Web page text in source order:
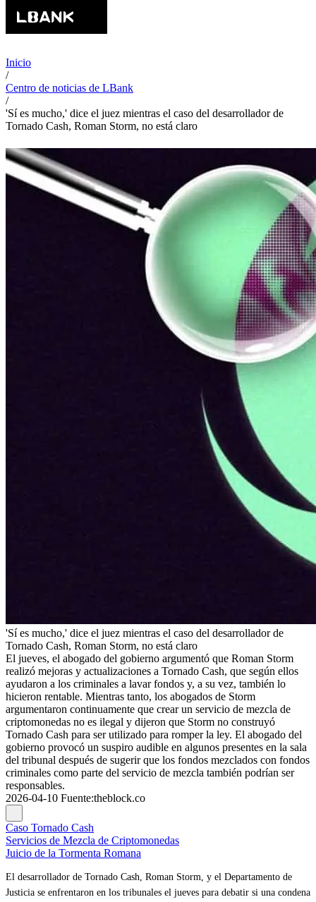
Inicio
/
Centro de noticias de LBank
/
'Sí es mucho,' dice el juez mientras el caso del desarrollador de
Tornado Cash, Roman Storm, no está claro
'Sí es mucho,' dice el juez mientras el caso del desarrollador de
Tornado Cash, Roman Storm, no está claro
El jueves, el abogado del gobierno argumentó que Roman Storm
realizó mejoras y actualizaciones a Tornado Cash, que según ellos
ayudaron a los criminales a lavar fondos y, a su vez, también lo
hicieron rentable. Mientras tanto, los abogados de Storm
argumentaron continuamente que crear un servicio de mezcla de
criptomonedas no es ilegal y dijeron que Storm no construyó
Tornado Cash para ser utilizado para romper la ley. El abogado del
gobierno provocó un suspiro audible en algunos presentes en la sala
del tribunal después de sugerir que los fondos mezclados con fondos
criminales como parte del servicio de mezcla también podrían ser
responsables.
2026-04-10 Fuente:theblock.co
Caso Tornado Cash
Servicios de Mezcla de Criptomonedas
Juicio de la Tormenta Romana
El desarrollador de Tornado Cash, Roman Storm, y el Departamento de
Justicia se enfrentaron en los tribunales el jueves para debatir si una condena